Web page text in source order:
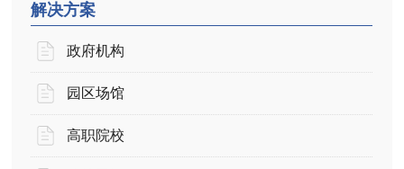
解决方案
政府机构
园区场馆
高职院校